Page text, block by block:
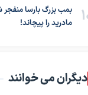
بمب بزرگ بارسا
مادرید را پیچاند!
دیگران می خوانند